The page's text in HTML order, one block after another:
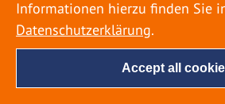
möglichst entspannten
Accept all
Informationen hierzu finden Sie
Datenschutzerklärung.